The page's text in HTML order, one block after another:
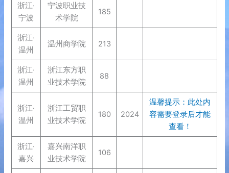
浙江·
宁波
宁波职业技
术学院
185
浙江·
温州
温州商学院 213
浙江·
温州
浙江东方职
业技术学院
88
浙江·
温州
浙江工贸职
业技术学院
180 2024
温馨提示：此处内
容需要登录后才能
查看！
浙江·
嘉兴
嘉兴南洋职
业技术学院
106